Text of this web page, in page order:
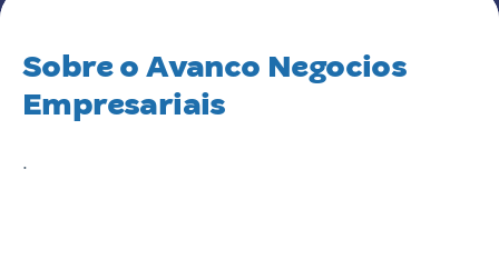
Sobre o Avanco Negocios
Empresariais
.